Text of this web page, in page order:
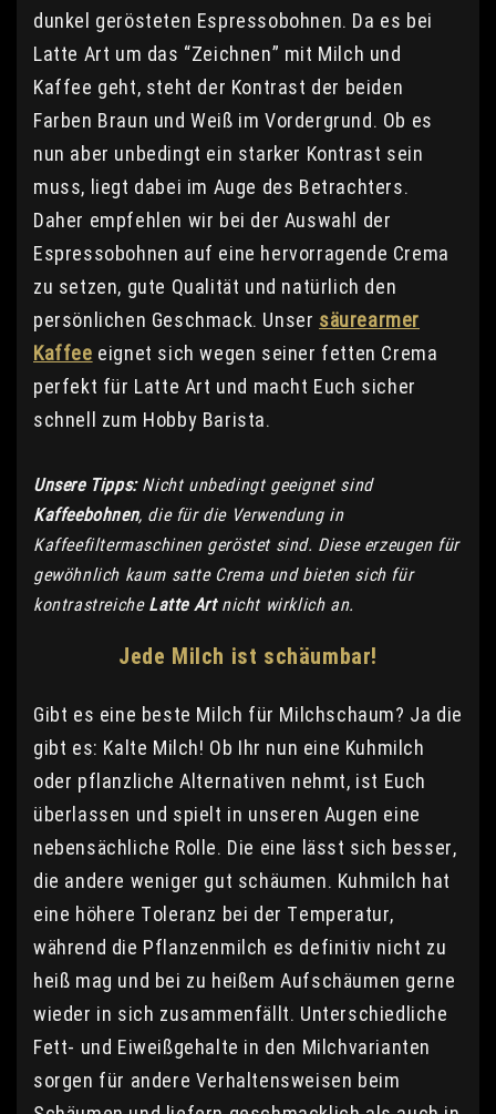
dunkel gerösteten Espressobohnen. Da es bei
Latte Art um das “Zeichnen” mit Milch und
Kaffee geht, steht der Kontrast der beiden
Farben Braun und Weiß im Vordergrund. Ob es
nun aber unbedingt ein starker Kontrast sein
muss, liegt dabei im Auge des Betrachters.
Daher empfehlen wir bei der Auswahl der
Espressobohnen auf eine hervorragende Crema
zu setzen, gute Qualität und natürlich den
persönlichen Geschmack. Unser säurearmer
Kaffee eignet sich wegen seiner fetten Crema
perfekt für Latte Art und macht Euch sicher
schnell zum Hobby Barista.
Unsere Tipps:Nicht unbedingt geeignet sind
Kaffeebohnen, die für die Verwendung in
Kaffeefiltermaschinen geröstet sind. Diese erzeugen für
gewöhnlich kaum satte Crema und bieten sich für
kontrastreiche Latte Artnicht wirklich an.
Jede Milch ist schäumbar!
Gibt es eine beste Milch für Milchschaum? Ja die
gibt es: Kalte Milch! Ob Ihr nun eine Kuhmilch
oder pflanzliche Alternativen nehmt, ist Euch
überlassen und spielt in unseren Augen eine
nebensächliche Rolle. Die eine lässt sich besser,
die andere weniger gut schäumen. Kuhmilch hat
eine höhere Toleranz bei der Temperatur,
während die Pflanzenmilch es definitiv nicht zu
heiß mag und bei zu heißem Aufschäumen gerne
wieder in sich zusammenfällt. Unterschiedliche
Fett- und Eiweißgehalte in den Milchvarianten
sorgen für andere Verhaltensweisen beim